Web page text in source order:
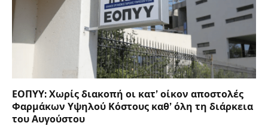
ΕΟΠΥΥ: Χωρίς διακοπή οι κατ’ οίκον αποστολές
Φαρμάκων Υψηλού Κόστους καθ’ όλη τη διάρκεια
του Αυγούστου